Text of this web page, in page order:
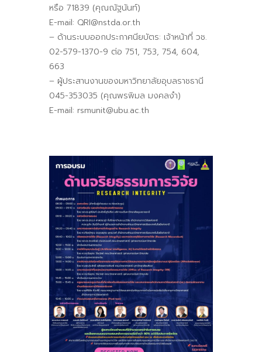
หรือ 71839 (คุณณัฐนันท์)
E-mail: QRI@nstda.or.th
– ด้านระบบออกประกาศนียบัตร: เจ้าหน้าที่ วช.
02-579-1370-9 ต่อ 751, 753, 754, 604,
663
– ผู้ประสานงานของมหาวิทยาลัยอุบลราชธานี
045-353035 (คุณพรพิมล มงคลงำ)
E-mail: rsmunit@ubu.ac.th